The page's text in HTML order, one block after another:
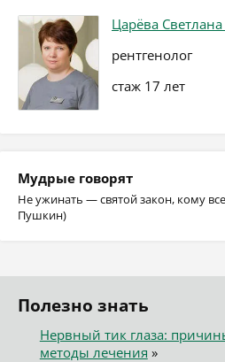
Царёва
рентгенолог
стаж 17 лет
Мудрые говорят
Не ужинать — святой закон, кому
Пушкин)
Полезно знать
Нервный тик глаза:
методы лечения »